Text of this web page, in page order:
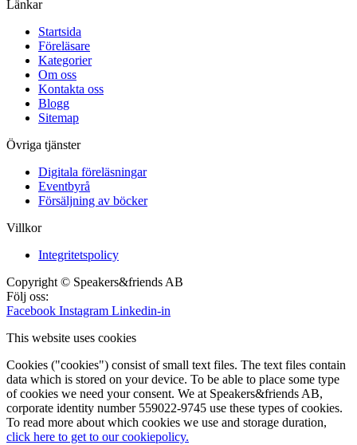
Länkar
Startsida
Föreläsare
Kategorier
Om oss
Kontakta oss
Blogg
Sitemap
Övriga tjänster
Digitala föreläsningar
Eventbyrå
Försäljning av böcker
Villkor
Integritetspolicy
Copyright © Speakers&friends AB
Följ oss:
Facebook Instagram Linkedin-in
This website uses cookies
Cookies ("cookies") consist of small text files. The text files contain
data which is stored on your device. To be able to place some type
of cookies we need your consent. We at Speakers&friends AB,
corporate identity number 559022-9745 use these types of cookies.
To read more about which cookies we use and storage duration,
click here to get to our cookiepolicy.